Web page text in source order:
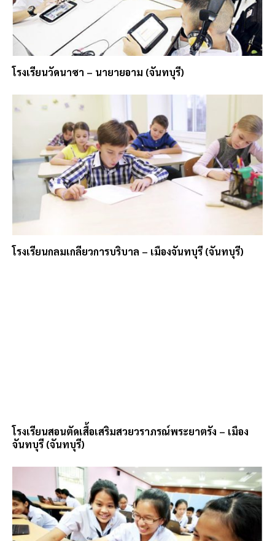
โรงเรียนวัดนาซา – นายายอาม (จันทบุรี)
โรงเรียนกลมเกลียวการบริบาล – เมืองจันทบุรี (จันทบุรี)
โรงเรียนสอนตัดเสื้อเสริมสวยวราภรณ์พระยาตรัง – เมือง
จันทบุรี (จันทบุรี)